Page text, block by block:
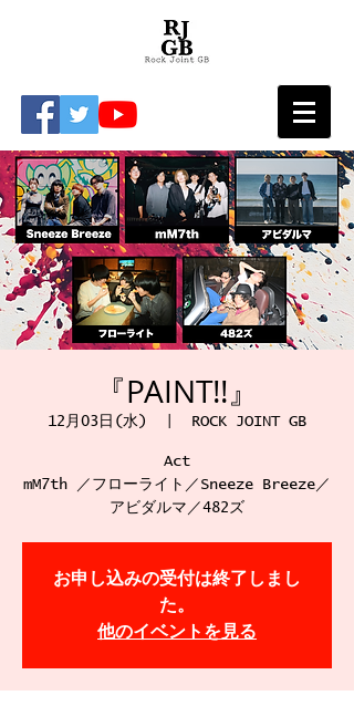
『PAINT!!』
12月03日(水) ROCK JOINT GB
Act
mM7th ／フローライト／Sneeze Breeze／
お申し込みの受付は終了しまし
た。
他のイベントを見る